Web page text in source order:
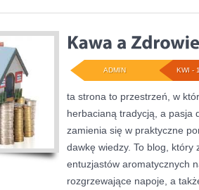
KWI -
ADMIN
ta strona to przestrzeń, w
herbacianą tradycją, a pasja
zamienia się w praktyczne
dawkę wiedzy. To blog, który
entuzjastów aromatycznych
rozgrzewające napoje, a